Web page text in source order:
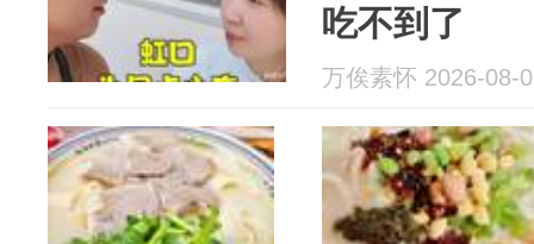
吃不到了
万俟素怀 2026-08-